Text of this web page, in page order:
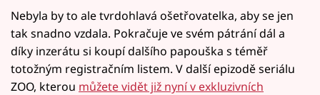
Nebyla by to ale tvrdohlavá ošetřovatelka, aby se jen
tak snadno vzdala. Pokračuje ve svém pátrání dál a
díky inzerátu si koupí dalšího papouška s téměř
totožným registračním listem. V další epizodě seriálu
ZOO, kterou můžete vidět již nyní v exkluzivních